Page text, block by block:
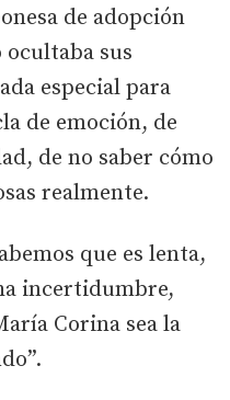
de adopción
ocultaba sus
especial para
de emoción, de
de no saber cómo
realmente.
que es lenta,
incertidumbre,
Corina sea la